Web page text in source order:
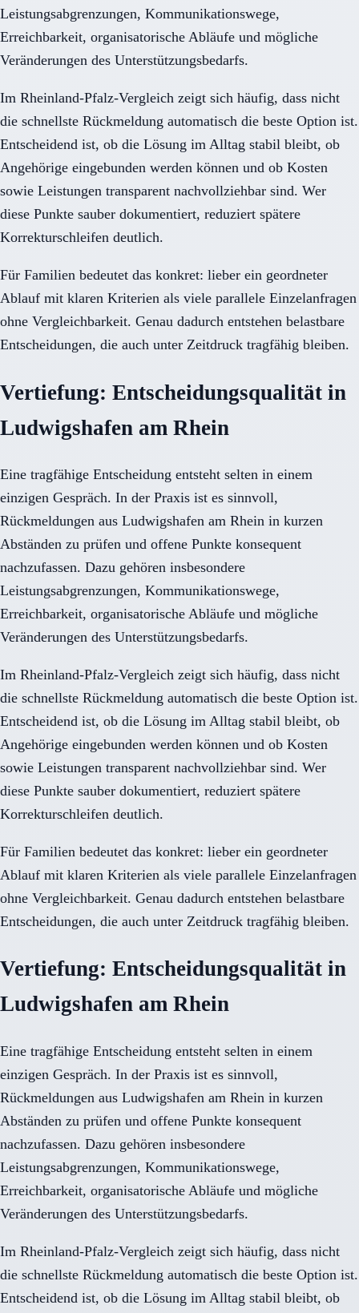
Leistungsabgrenzungen, Kommunikationswege,
Erreichbarkeit, organisatorische Abläufe und mögliche
Veränderungen des Unterstützungsbedarfs.
Im Rheinland-Pfalz-Vergleich zeigt sich häufig, dass nicht
die schnellste Rückmeldung automatisch die beste Option ist.
Entscheidend ist, ob die Lösung im Alltag stabil bleibt, ob
Angehörige eingebunden werden können und ob Kosten
sowie Leistungen transparent nachvollziehbar sind. Wer
diese Punkte sauber dokumentiert, reduziert spätere
Korrekturschleifen deutlich.
Für Familien bedeutet das konkret: lieber ein geordneter
Ablauf mit klaren Kriterien als viele parallele Einzelanfragen
ohne Vergleichbarkeit. Genau dadurch entstehen belastbare
Entscheidungen, die auch unter Zeitdruck tragfähig bleiben.
Vertiefung: Entscheidungsqualität in
Ludwigshafen am Rhein
Eine tragfähige Entscheidung entsteht selten in einem
einzigen Gespräch. In der Praxis ist es sinnvoll,
Rückmeldungen aus Ludwigshafen am Rhein in kurzen
Abständen zu prüfen und offene Punkte konsequent
nachzufassen. Dazu gehören insbesondere
Leistungsabgrenzungen, Kommunikationswege,
Erreichbarkeit, organisatorische Abläufe und mögliche
Veränderungen des Unterstützungsbedarfs.
Im Rheinland-Pfalz-Vergleich zeigt sich häufig, dass nicht
die schnellste Rückmeldung automatisch die beste Option ist.
Entscheidend ist, ob die Lösung im Alltag stabil bleibt, ob
Angehörige eingebunden werden können und ob Kosten
sowie Leistungen transparent nachvollziehbar sind. Wer
diese Punkte sauber dokumentiert, reduziert spätere
Korrekturschleifen deutlich.
Für Familien bedeutet das konkret: lieber ein geordneter
Ablauf mit klaren Kriterien als viele parallele Einzelanfragen
ohne Vergleichbarkeit. Genau dadurch entstehen belastbare
Entscheidungen, die auch unter Zeitdruck tragfähig bleiben.
Vertiefung: Entscheidungsqualität in
Ludwigshafen am Rhein
Eine tragfähige Entscheidung entsteht selten in einem
einzigen Gespräch. In der Praxis ist es sinnvoll,
Rückmeldungen aus Ludwigshafen am Rhein in kurzen
Abständen zu prüfen und offene Punkte konsequent
nachzufassen. Dazu gehören insbesondere
Leistungsabgrenzungen, Kommunikationswege,
Erreichbarkeit, organisatorische Abläufe und mögliche
Veränderungen des Unterstützungsbedarfs.
Im Rheinland-Pfalz-Vergleich zeigt sich häufig, dass nicht
die schnellste Rückmeldung automatisch die beste Option ist.
Entscheidend ist, ob die Lösung im Alltag stabil bleibt, ob